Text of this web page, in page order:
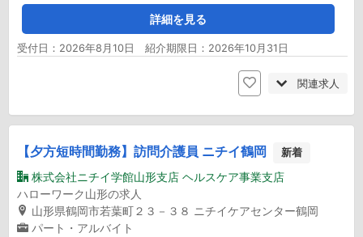
詳細を見る
受付日：2026年8月10日 紹介期限日：2026年10月31日
関連求人
【夕方短時間勤務】訪問介護員 ニチイ鶴岡 新着
株式会社ニチイ学館山形支店 ヘルスケア事業支店
ハローワーク山形の求人
山形県鶴岡市若葉町２３－３８ ニチイケアセンター鶴岡
パート・アルバイト